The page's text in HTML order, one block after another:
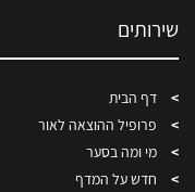
שירותים
דף הבית
פרופיל ההוצאה לאור
מי ומה בסער
חדש על המדף